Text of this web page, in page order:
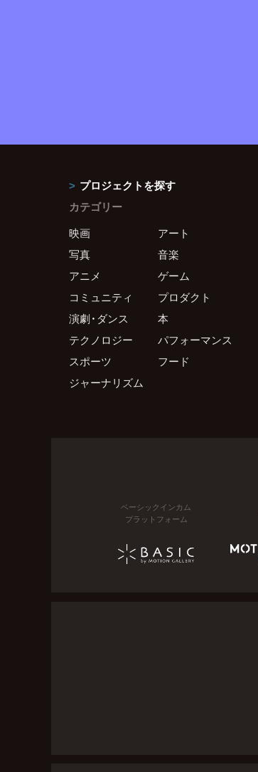
プロジェクトを探す
カテゴリー
映画
アート
写真
音楽
アニメ
ゲーム
コミュニティ
プロダクト
演劇・ダンス
本
テクノロジー
パフォーマンス
スポーツ
フード
ジャーナリズム
ベーシックインカム
プラットフォーム